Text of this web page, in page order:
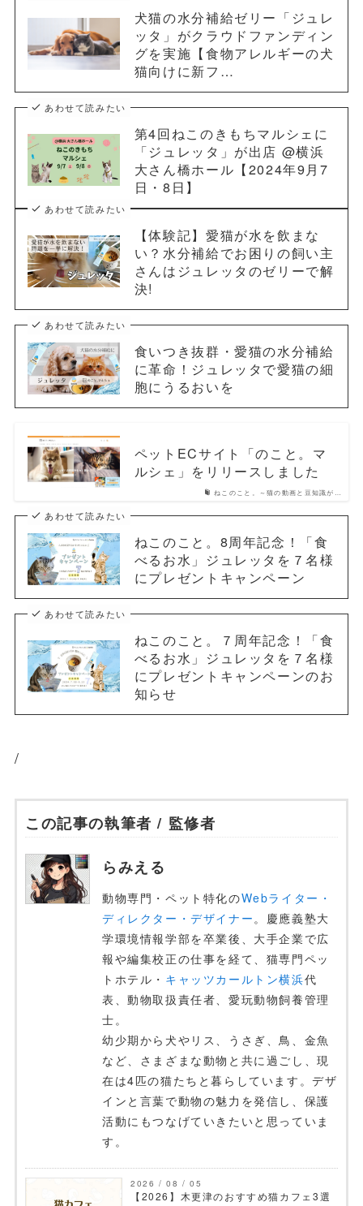
犬猫の水分補給ゼリー「ジュレ
ッタ」がクラウドファンディン
グを実施【食物アレルギーの犬
猫向けに新フ…
あわせて読みたい
第4回ねこのきもちマルシェに
「ジュレッタ」が出店 @横浜
大さん橋ホール【2024年9月7
日・8日】
あわせて読みたい
【体験記】愛猫が水を飲まな
い？水分補給でお困りの飼い主
さんはジュレッタのゼリーで解
決!
あわせて読みたい
食いつき抜群・愛猫の水分補給
に革命！ジュレッタで愛猫の細
胞にうるおいを
ねこのこと。～猫の動画と豆知識が…
ペットECサイト「のこと。マ
ルシェ」をリリースしました
あわせて読みたい
ねこのこと。8周年記念！「食
べるお水」ジュレッタを７名様
にプレゼントキャンペーン
あわせて読みたい
ねこのこと。７周年記念！「食
べるお水」ジュレッタを７名様
にプレゼントキャンペーンのお
知らせ
/
この記事の執筆者 / 監修者
らみえる
動物専門・ペット特化のWebライター・
ディレクター・デザイナー。慶應義塾大
学環境情報学部を卒業後、大手企業で広
報や編集校正の仕事を経て、猫専門ペッ
トホテル・ キャッツカールトン横浜代
表、動物取扱責任者、愛玩動物飼養管理
士。
幼少期から犬やリス、うさぎ、鳥、金魚
など、さまざまな動物と共に過ごし、現
在は4匹の猫たちと暮らしています。デザ
インと言葉で動物の魅力を発信し、保護
活動にもつなげていきたいと思っていま
す。
2026 / 08 / 05
【2026】木更津のおすすめ猫カフェ3選